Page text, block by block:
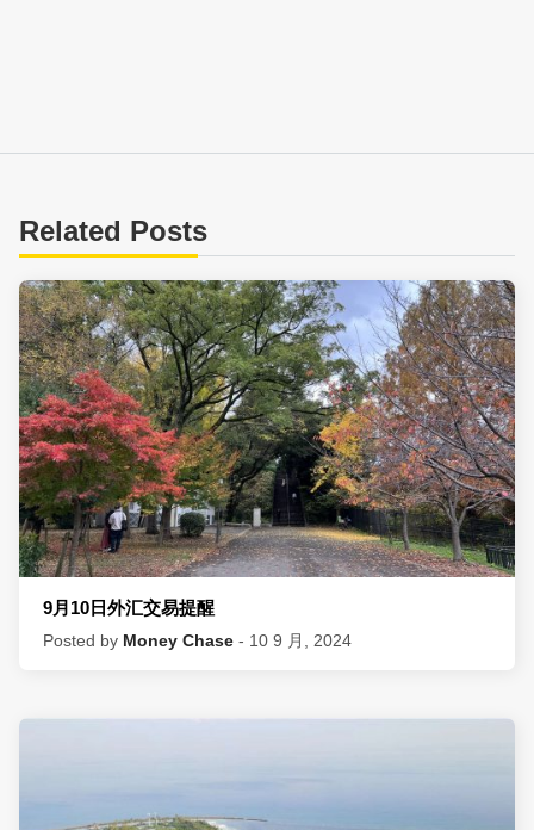
Related Posts
9月10日外汇交易提醒
Posted by Money Chase - 10 9 月, 2024